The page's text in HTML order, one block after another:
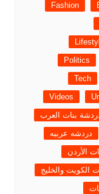
Fashion
Politics
Tech
Videos
بنات العرب
دردشه عربيه
الأردن
الكويت والخليج